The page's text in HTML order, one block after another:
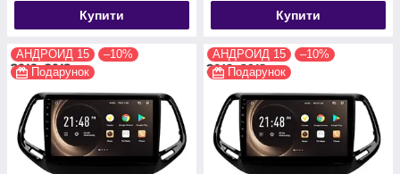
Купити Купити
АНДРОИД 15
–10%
Подарунок
АНДРОИД 15
–10%
Подарунок